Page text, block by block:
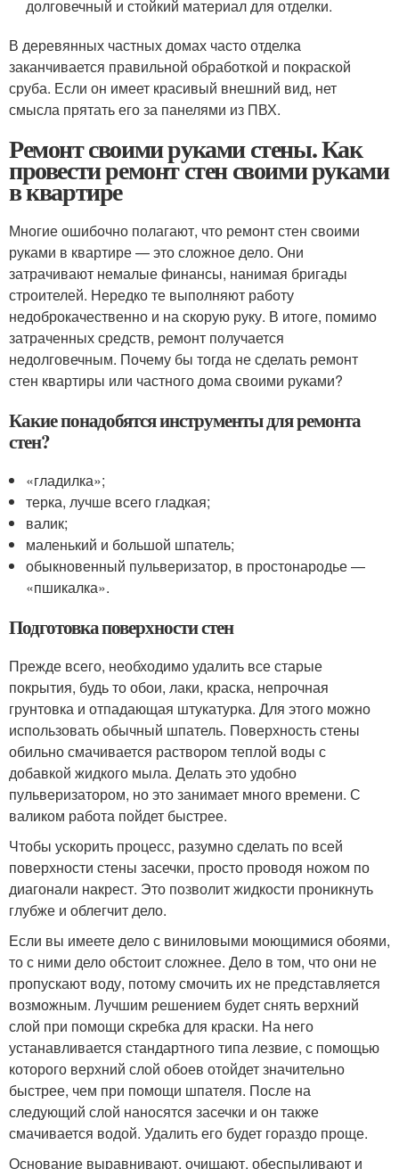
долговечный и стойкий материал для отделки.
В деревянных частных домах часто отделка
заканчивается правильной обработкой и покраской
сруба. Если он имеет красивый внешний вид, нет
смысла прятать его за панелями из ПВХ.
Ремонт своими руками стены. Как
провести ремонт стен своими руками
в квартире
Многие ошибочно полагают, что ремонт стен своими
руками в квартире — это сложное дело. Они
затрачивают немалые финансы, нанимая бригады
строителей. Нередко те выполняют работу
недоброкачественно и на скорую руку. В итоге, помимо
затраченных средств, ремонт получается
недолговечным. Почему бы тогда не сделать ремонт
стен квартиры или частного дома своими руками?
Какие понадобятся инструменты для ремонта
стен?
«гладилка»;
терка, лучше всего гладкая;
валик;
маленький и большой шпатель;
обыкновенный пульверизатор, в простонародье —
«пшикалка».
Подготовка поверхности стен
Прежде всего, необходимо удалить все старые
покрытия, будь то обои, лаки, краска, непрочная
грунтовка и отпадающая штукатурка. Для этого можно
использовать обычный шпатель. Поверхность стены
обильно смачивается раствором теплой воды с
добавкой жидкого мыла. Делать это удобно
пульверизатором, но это занимает много времени. С
валиком работа пойдет быстрее.
Чтобы ускорить процесс, разумно сделать по всей
поверхности стены засечки, просто проводя ножом по
диагонали накрест. Это позволит жидкости проникнуть
глубже и облегчит дело.
Если вы имеете дело с виниловыми моющимися обоями,
то с ними дело обстоит сложнее. Дело в том, что они не
пропускают воду, потому смочить их не представляется
возможным. Лучшим решением будет снять верхний
слой при помощи скребка для краски. На него
устанавливается стандартного типа лезвие, с помощью
которого верхний слой обоев отойдет значительно
быстрее, чем при помощи шпателя. После на
следующий слой наносятся засечки и он также
смачивается водой. Удалить его будет гораздо проще.
Основание выравнивают, очищают, обеспыливают и